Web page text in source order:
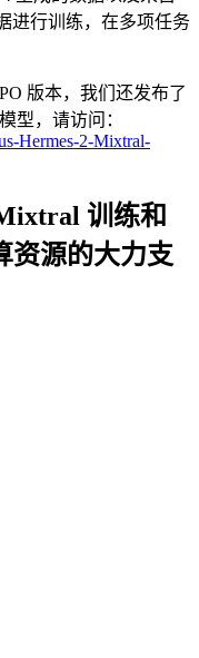
进行训练，在多项任务
版本，我们还发布了
型，请访问：
Hermes-2-Mixtral-
训练和
资源的大力支